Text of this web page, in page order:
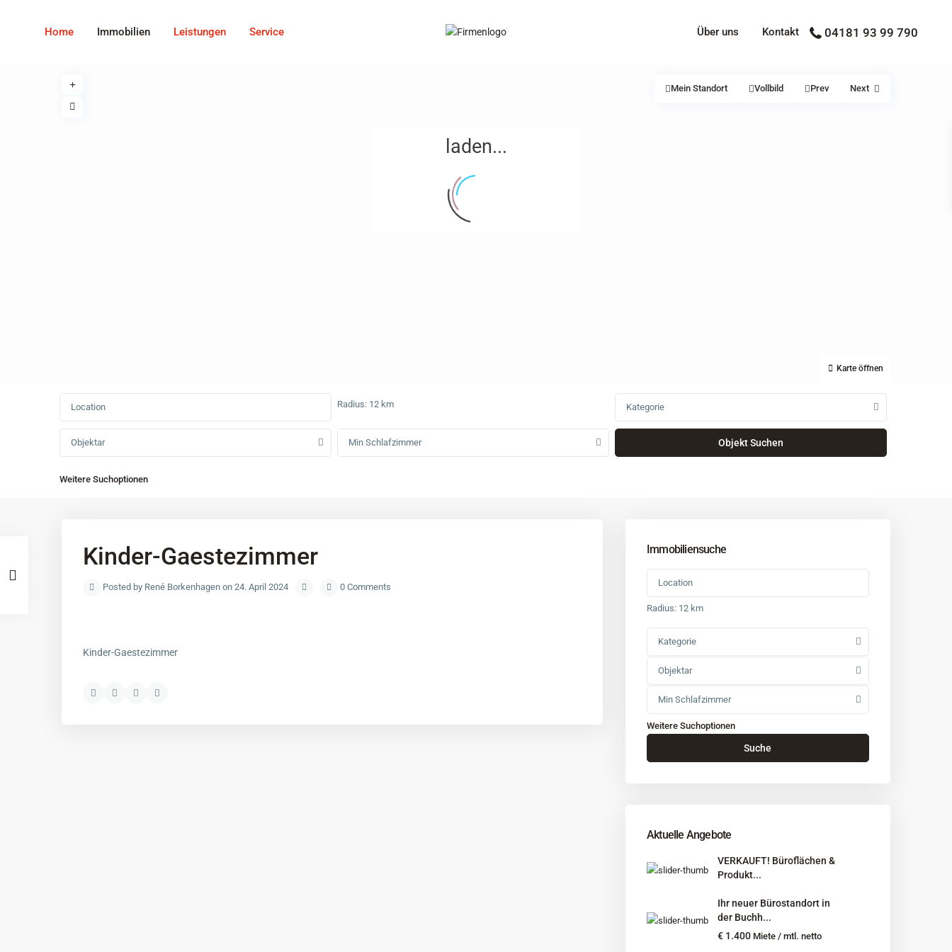
Home Immobilien Leistungen Service Über uns Kontakt 04181 93 99 790
laden...
Karte öffnen
Mein Standort Vollbild Prev Next
Radius: 12 km Kategorie
Objektar Min Schlafzimmer
Weitere Suchoptionen
Kinder-Gaestezimmer
Posted by René Borkenhagen on 24. April 2024 0 Comments
Kinder-Gaestezimmer
Immobiliensuche
Radius: 12 km
Kategorie
Objektar
Min Schlafzimmer
Weitere Suchoptionen
Suche
Aktuelle Angebote
VERKAUFT! Büroflächen &
Produkt...
Ihr neuer Bürostandort in
der Buchh...
€ 1.400 Miete / mtl. netto